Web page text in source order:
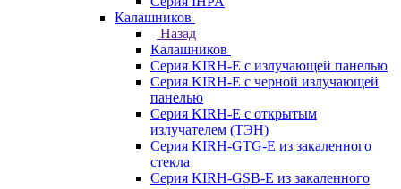
Калашников
Назад
Калашников
Серия KIRH-E с излучающей панелью
Серия KIRH-E с черной излучающей
панелью
Серия KIRH-E с открытым
излучателем (ТЭН)
Серия KIRH-GTG-E из закаленного
стекла
Серия KIRH-GSB-E из закаленного